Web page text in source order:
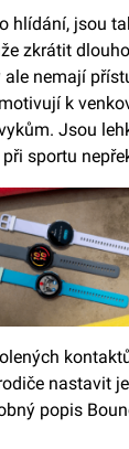
hlídání, jsou
zkrátit
nemají
k
Jsou
sportu
nastavit
popis